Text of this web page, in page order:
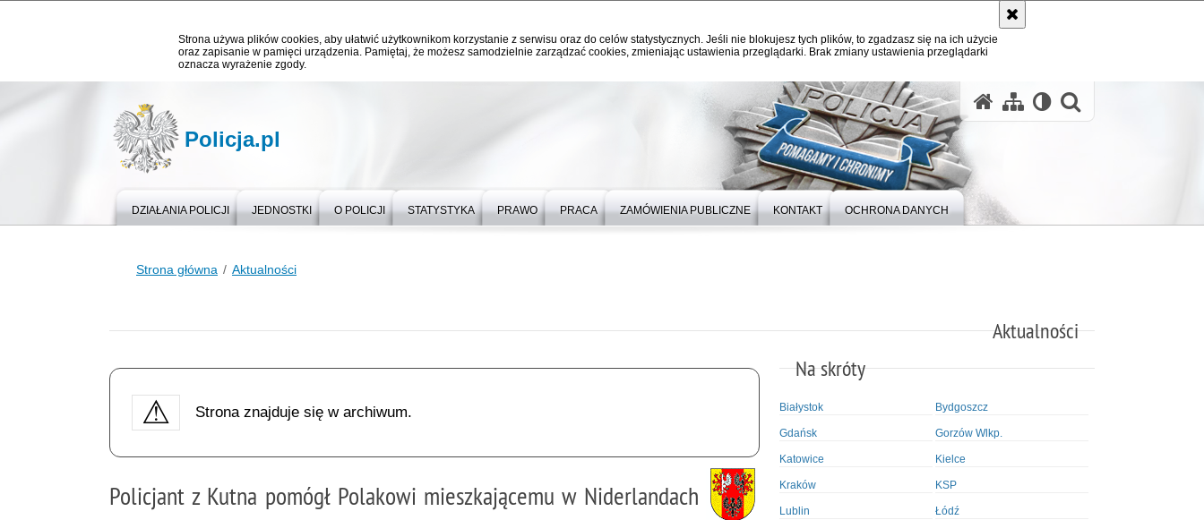
Strona używa plików cookies, aby ułatwić użytkownikom korzystanie z serwisu oraz do celów statystycznych. Jeśli nie blokujesz tych plików, to zgadzasz się na ich użycie
oraz zapisanie w pamięci urządzenia. Pamiętaj, że możesz samodzielnie zarządzać cookies, zmieniając ustawienia przeglądarki. Brak zmiany ustawienia przeglądarki
oznacza wyrażenie zgody.
Policja.pl
DZIAŁANIA POLICJI JEDNOSTKI O POLICJI STATYSTYKA PRAWO PRACA ZAMÓWIENIA PUBLICZNE KONTAKT OCHRONA DANYCH
Strona główna Aktualności
Aktualności
Strona znajduje się w archiwum.
Policjant z Kutna pomógł Polakowi mieszkającemu w Niderlandach
Na skróty
Białystok Bydgoszcz
Gdańsk Gorzów Wlkp.
Katowice Kielce
Kraków KSP
Lublin Łódź